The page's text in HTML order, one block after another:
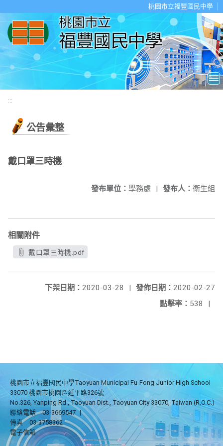
桃園市立福豐國民中學
:::
公告彙整
戴口罩三時機
發布人： 衛生組
發布單位： 學務處 |
相關附件
戴口罩三時機.pdf
發佈日期： 2020-02-27
下架日期： 2020-03-28
|
點擊率： 538 |
桃園市立福豐國民中學Taoyuan Municipal Fu-Fong Junior High School
33070 桃園市桃園區延平路326號
No.326, Yanping Rd., Taoyuan Dist., Taoyuan City 33070, Taiwan (R.O.C.)
聯絡電話
03-3669547 |
傳真
03-3758362
電子信箱